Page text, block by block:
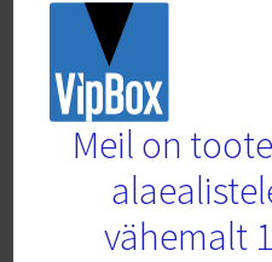
Meil on
vähemalt
Seotud tooted